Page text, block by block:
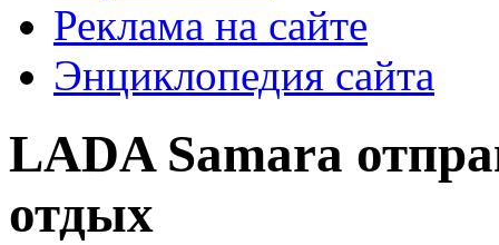
Реклама на сайте
Энциклопедия сайта
LADA Samara
отдых